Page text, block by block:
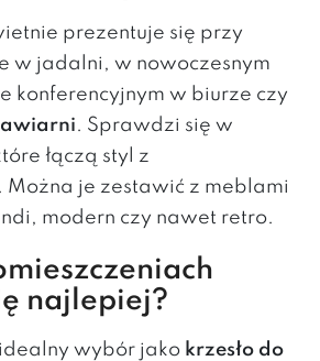
prezentuje się przy
w jadalni, w nowoczesnym
konferencyjnym w biurze czy
. Sprawdzi się w
łączą styl z
Można je zestawić z meblami
modern czy nawet retro.
najlepiej?
idealny wybór jako krzesło do